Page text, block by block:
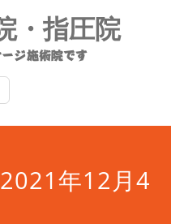
・指圧院
ジ施術院です
年12月4